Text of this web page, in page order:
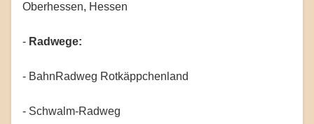
Oberhessen, Hessen
- Radwege:
- BahnRadweg Rotkäppchenland
- Schwalm-Radweg